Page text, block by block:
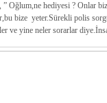
” Oğlum,ne hediyesi ? Onlar
bize yeter.Sürekli polis
ve yine neler sorarlar